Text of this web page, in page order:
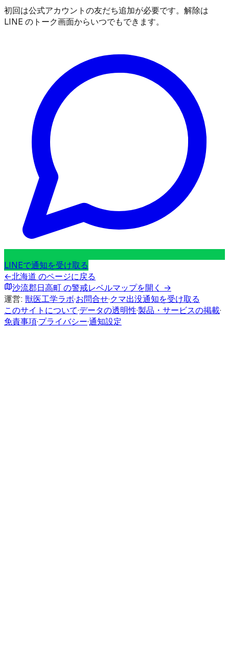
初回は公式アカウントの友だち追加が必要です。解除は
LINE のトーク画面からいつでもできます。
LINEで通知を受け取る
←北海道 のページに戻る
沙流郡日高町の警戒レベルマップを開く →
運営: 獣医工学ラボ·お問合せ·クマ出没通知を受け取る
このサイトについて·データの透明性·製品・サービスの掲載·
免責事項·プライバシー·通知設定